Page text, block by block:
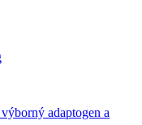
adaptogen a